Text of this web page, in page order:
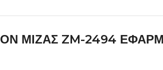
ΜΙΖΑΣ ZM-2494